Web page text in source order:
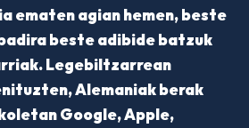
ematen agian hemen, beste
beste adibide batzuk
Legebiltzarrean
Alemaniak berak
Google, Apple,